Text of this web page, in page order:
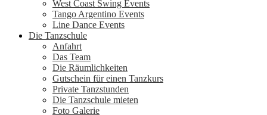
West Coast Swing Events
Tango Argentino Events
Line Dance Events
Die Tanzschule
Anfahrt
Das Team
Die Räumlichkeiten
Gutschein für einen Tanzkurs
Private Tanzstunden
Die Tanzschule mieten
Foto Galerie